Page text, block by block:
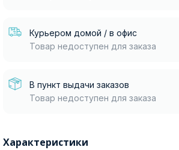
Курьером домой / в офис
Товар недоступен для заказа
В пункт выдачи заказов
Товар недоступен для заказа
Характеристики